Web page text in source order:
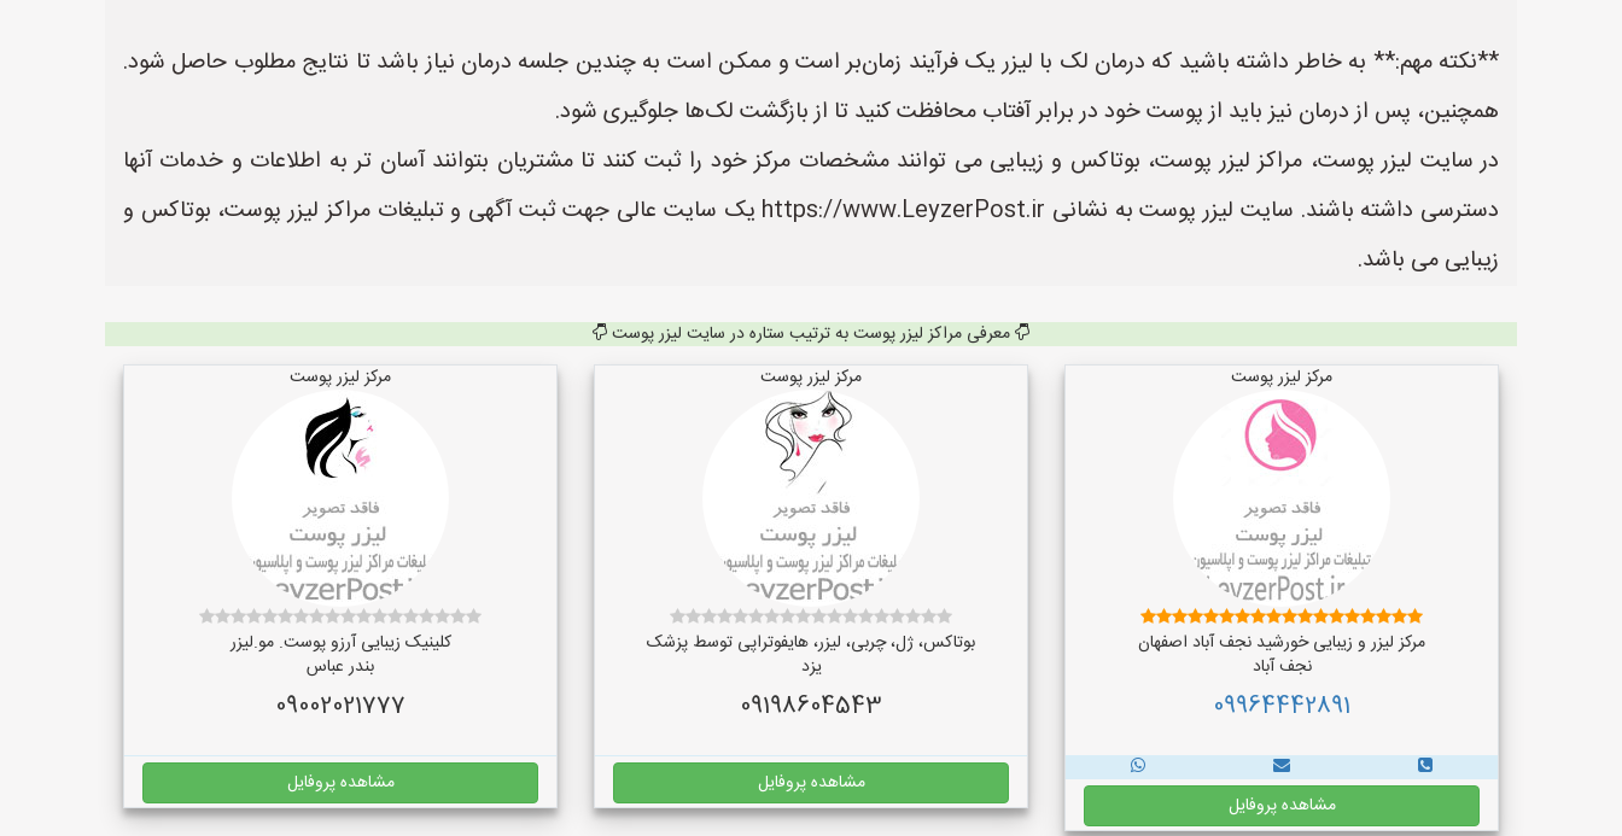
**نکته مهم:** به خاطر داشته باشید که درمان لک با لیزر یک فرآیند زمان‌بر است و ممکن است به چندین جلسه درمان نیاز باشد تا نتایج مطلوب حاصل شود.
همچنین، پس از درمان نیز باید از پوست خود در برابر آفتاب محافظت کنید تا از بازگشت لک‌ها جلوگیری شود.
در سایت لیزر پوست، مراکز لیزر پوست، بوتاکس و زیبایی می توانند مشخصات مرکز خود را ثبت کنند تا مشتریان بتوانند آسان تر به اطلاعات و خدمات آنها
دسترسی داشته باشند. سایت لیزر پوست به نشانی https://www.LeyzerPost.ir یک سایت عالی جهت ثبت آگهی و تبلیغات مراکز لیزر پوست، بوتاکس و
زیبایی می باشد.
معرفی مراکز لیزر پوست به ترتیب ستاره در سایت لیزر پوست
مرکز لیزر پوست
مرکز لیزر و زیبایی خورشید نجف آباد اصفهان
نجف‌ آباد
09964442891
مشاهده پروفایل
مرکز لیزر پوست
بوتاکس، ژل، چربی، لیزر، هایفوتراپی توسط پزشک
یزد
09198604543
مشاهده پروفایل
مرکز لیزر پوست
کلینیک زیبایی آرزو پوست. مو.لیزر
بندر عباس
09002021777
مشاهده پروفایل